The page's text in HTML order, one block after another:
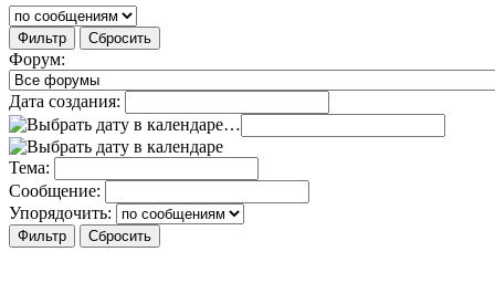
Фильтр Сбросить
Форум:
Дата создания:
…
Тема:
Сообщение:
Упорядочить: